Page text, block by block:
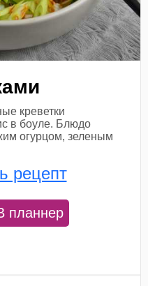
креветки
в боуле. Блюдо
огурцом, зеленым
рецепт
планнер